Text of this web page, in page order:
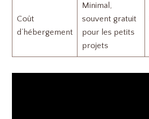
Coût
d’hébergement
Minimal,
souvent gratuit
pour les petits
projets